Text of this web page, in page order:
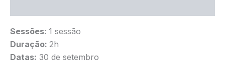
Sessões: 1 sessão
Duração: 2h
Datas: 30 de setembro